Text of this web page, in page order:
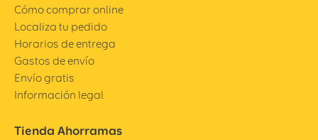
Cómo comprar online
Localiza tu pedido
Horarios de entrega
Gastos de envío
Envío gratis
Información legal
Tienda Ahorramas